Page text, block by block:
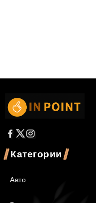
Категории
Авто